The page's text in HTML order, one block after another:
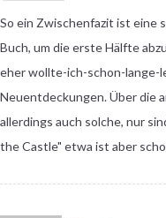
So ein Zwischenfazit ist eine
Buch, um die erste Hälfte
eher wollte-ich-schon-lange-
Neuentdeckungen. Über die
allerdings auch solche, nur
the Castle" etwa ist aber